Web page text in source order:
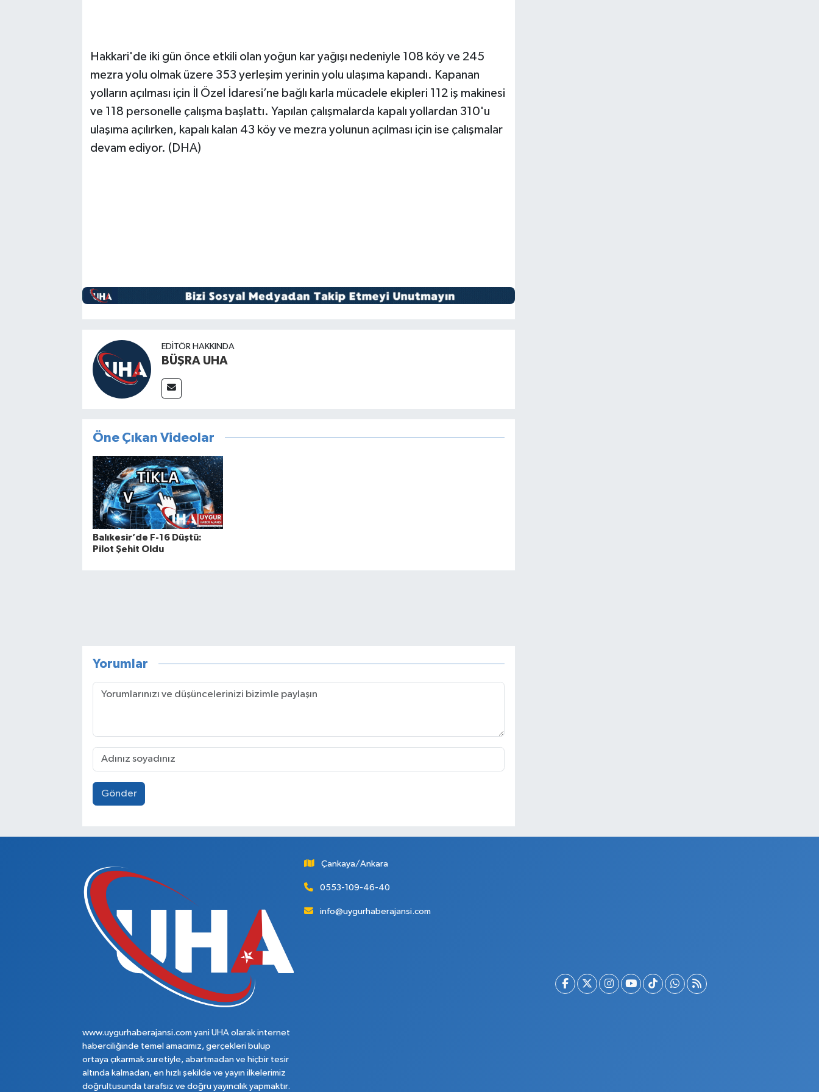
Hakkari'de iki gün önce etkili olan yoğun kar yağışı nedeniyle 108 köy ve 245
mezra yolu olmak üzere 353 yerleşim yerinin yolu ulaşıma kapandı. Kapanan
yolların açılması için İl Özel İdaresi’ne bağlı karla mücadele ekipleri 112 iş makinesi
ve 118 personelle çalışma başlattı. Yapılan çalışmalarda kapalı yollardan 310'u
ulaşıma açılırken, kapalı kalan 43 köy ve mezra yolunun açılması için ise çalışmalar
devam ediyor. (DHA)
EDITÖR HAKKINDA
BÜŞRA UHA
Öne Çıkan Videolar
Balıkesir’de F-16 Düştü:
Pilot Şehit Oldu
Yorumlar
Gönder
www.uygurhaberajansi.com yani UHA olarak internet
haberciliğinde temel amacımız, gerçekleri bulup
ortaya çıkarmak suretiyle, abartmadan ve hiçbir tesir
altında kalmadan, en hızlı şekilde ve yayın ilkelerimiz
doğrultusunda tarafsız ve doğru yayıncılık yapmaktır.
Çankaya/Ankara
0553-109-46-40
info@uygurhaberajansi.com